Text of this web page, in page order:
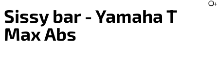
Sissy bar - Yamaha T
Max Abs
+